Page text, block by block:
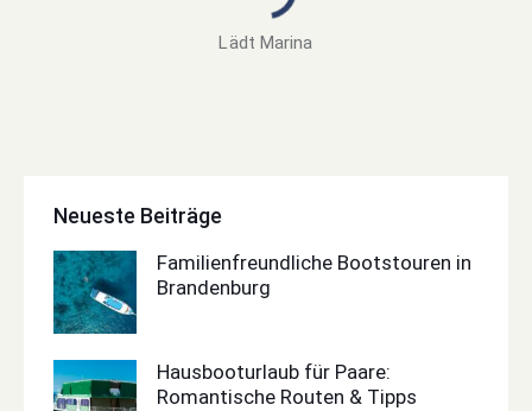
Lädt Marina
Neueste Beiträge
Familienfreundliche Bootstouren in
Brandenburg
Hausbooturlaub für Paare:
Romantische Routen & Tipps